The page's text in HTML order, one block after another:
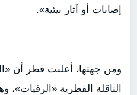
إصابات أو آثار بيئية».
ومن جهتها، أعلنت قطر أن
الناقلة القطرية